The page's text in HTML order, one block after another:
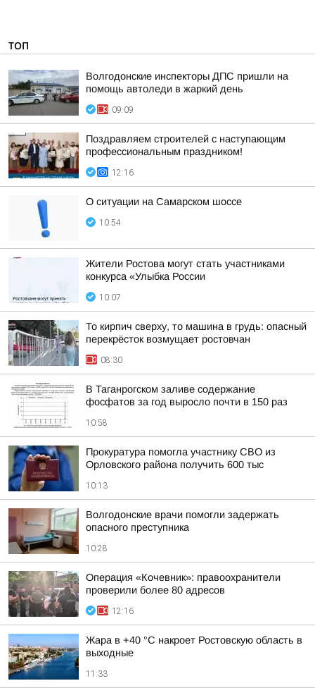
ТОП
Волгодонские инспекторы ДПС пришли на
помощь автоледи в жаркий день
09:09
Поздравляем строителей с наступающим
профессиональным праздником!
12:16
О ситуации на Самарском шоссе
10:54
Жители Ростова могут стать участниками
конкурса «Улыбка России
10:07
То кирпич сверху, то машина в грудь: опасный
перекрёсток возмущает ростовчан
08:30
В Таганрогском заливе содержание
фосфатов за год выросло почти в 150 раз
10:58
Прокуратура помогла участнику СВО из
Орловского района получить 600 тыс
10:13
Волгодонские врачи помогли задержать
опасного преступника
10:28
Операция «Кочевник»: правоохранители
проверили более 80 адресов
12:16
Жара в +40 °С накроет Ростовскую область в
выходные
11:33